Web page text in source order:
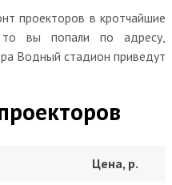
проекторов в кротчайшие
то вы попали по адресу,
Водный стадион приведут
Цена, р.